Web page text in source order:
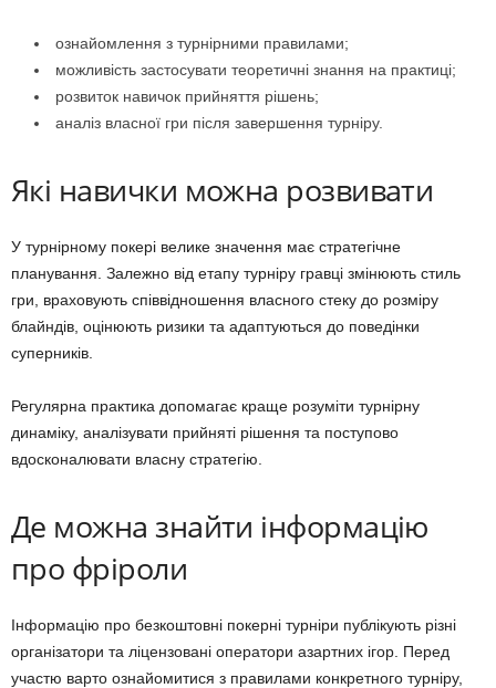
ознайомлення з турнірними правилами;
можливість застосувати теоретичні знання на практиці;
розвиток навичок прийняття рішень;
аналіз власної гри після завершення турніру.
Які навички можна розвивати
У турнірному покері велике значення має стратегічне
планування. Залежно від етапу турніру гравці змінюють стиль
гри, враховують співвідношення власного стеку до розміру
блайндів, оцінюють ризики та адаптуються до поведінки
суперників.
Регулярна практика допомагає краще розуміти турнірну
динаміку, аналізувати прийняті рішення та поступово
вдосконалювати власну стратегію.
Де можна знайти інформацію
про фріроли
Інформацію про безкоштовні покерні турніри публікують різні
організатори та ліцензовані оператори азартних ігор. Перед
участю варто ознайомитися з правилами конкретного турніру,